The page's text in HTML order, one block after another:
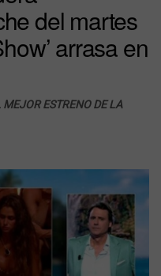
del martes
arrasa en
MEJOR ESTRENO DE LA